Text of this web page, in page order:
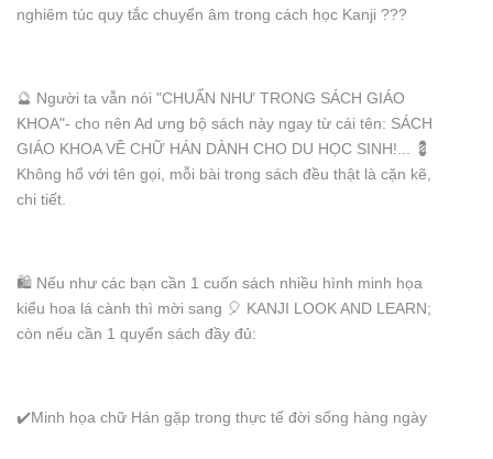
nghiêm túc quy tắc chuyển âm trong cách học Kanji ???
🔮 Người ta vẫn nói "CHUẨN NHƯ TRONG SÁCH GIÁO
KHOA"- cho nên Ad ưng bộ sách này ngay từ cái tên: SÁCH
GIÁO KHOA VỀ CHỮ HÁN DÀNH CHO DU HỌC SINH!... 💈
Không hổ với tên gọi, mỗi bài trong sách đều thật là cặn kẽ,
chi tiết.
🛍 Nếu như các bạn cần 1 cuốn sách nhiều hình minh họa
kiểu hoa lá cành thì mời sang 🎈 KANJI LOOK AND LEARN;
còn nếu cần 1 quyển sách đầy đủ:
✔️Minh họa chữ Hán gặp trong thực tế đời sống hàng ngày